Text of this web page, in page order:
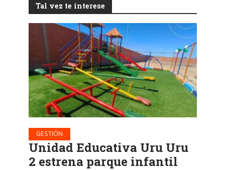
Tal vez te interese
GESTIÓN
Unidad Educativa Uru Uru
2 estrena parque infantil